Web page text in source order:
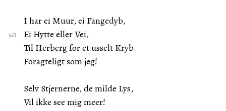
I har ei Muur, ei Fangedyb,
Ei Hytte eller Vei,
Til Herberg for et usselt Kryb
Foragteligt som jeg!
Selv Stjernerne, de milde Lys,
Vil ikke see mig meer!